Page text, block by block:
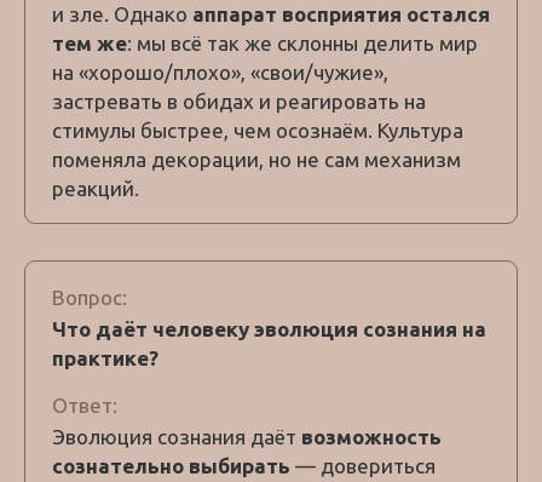
и зле. Однако аппарат восприятия остался
тем же: мы всё так же склонны делить мир
на «хорошо/плохо», «свои/чужие»,
застревать в обидах и реагировать на
стимулы быстрее, чем осознаём. Культура
поменяла декорации, но не сам механизм
реакций.
Вопрос:
Что даёт человеку эволюция сознания на
практике?
Ответ:
Эволюция сознания даёт возможность
сознательно выбирать — довериться